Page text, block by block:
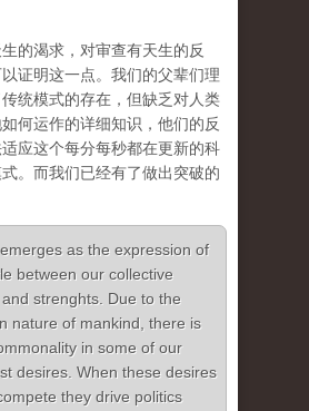
的渴求，对审查有天生的反
证明这一点。我们的父辈们理
统模式的存在，但缺乏对人类
何运作的详细知识，他们的反
应这个每分每秒都在更新的科
。而我们已经有了做出突破的
as the expression of
between our collective
strenghts. Due to the
nature of mankind, there is
in some of our
desires. When these desires
they drive politics